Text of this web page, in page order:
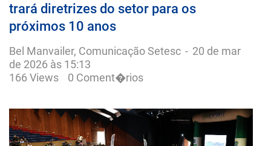
trará diretrizes do setor para os
próximos 10 anos
Bel Manvailer, Comunicação Setesc - 20 de mar
de 2026 às 15:13
166 Views
0 Coment�rios